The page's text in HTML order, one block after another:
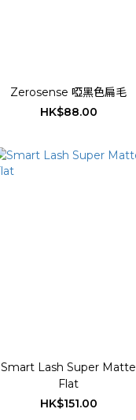
Zerosense 啞黑色扁毛
HK$88.00
Smart Lash Super Matte
Flat
HK$151.00